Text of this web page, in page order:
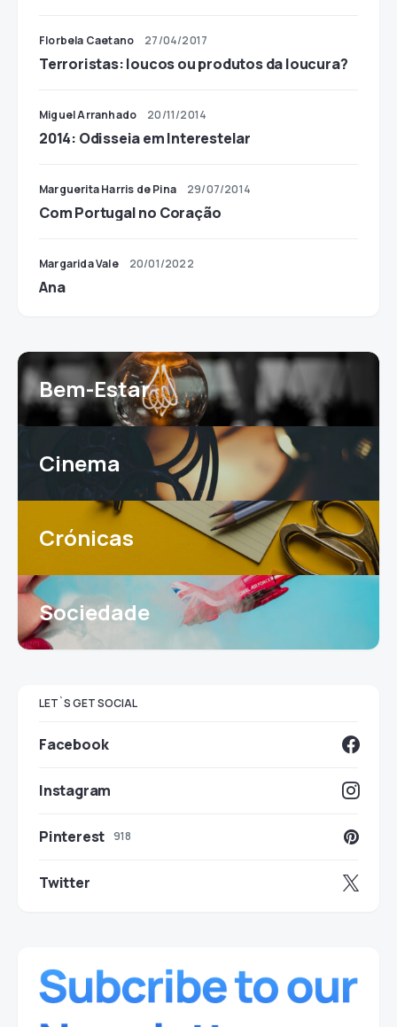
Florbela Caetano 27/04/2017
Terroristas: loucos ou produtos da loucura?
Miguel Arranhado 20/11/2014
2014: Odisseia em Interestelar
Marguerita Harris de Pina 29/07/2014
Com Portugal no Coração
Margarida Vale 20/01/2022
Ana
Bem-Estar
Cinema
Crónicas
Sociedade
LET`S GET SOCIAL
Facebook
Instagram
Pinterest 918
Twitter